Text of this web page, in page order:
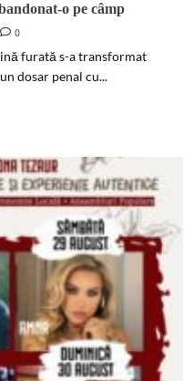
o pe câmp
0
furată s-a transformat
dosar penal cu...